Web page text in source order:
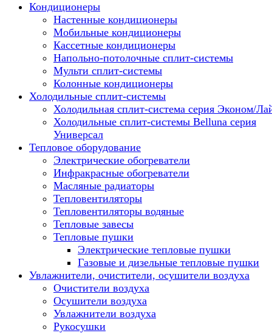
Кондиционеры
Настенные кондиционеры
Мобильные кондиционеры
Кассетные кондиционеры
Напольно-потолочные сплит-системы
Мульти сплит-системы
Колонные кондиционеры
Холодильные сплит-системы
Холодильная сплит-система серия Эконом/
Холодильные сплит-системы Belluna серия
Универсал
Тепловое оборудование
Электрические обогреватели
Инфракрасные обогреватели
Масляные радиаторы
Тепловентиляторы
Тепловентиляторы водяные
Тепловые завесы
Тепловые пушки
Электрические тепловые пушки
Газовые и дизельные тепловые пушки
Увлажнители, очистители, осушители воздуха
Очистители воздуха
Осушители воздуха
Увлажнители воздуха
Рукосушки